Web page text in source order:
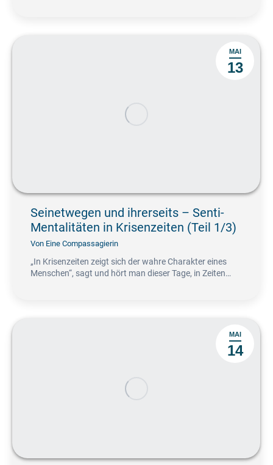
MAI
13
Seinetwegen und ihrerseits – Senti-
Mentalitäten in Krisenzeiten (Teil 1/3)
Von Eine Compassagierin
„In Krisenzeiten zeigt sich der wahre Charakter eines
Menschen“, sagt und hört man dieser Tage, in Zeiten…
MAI
14